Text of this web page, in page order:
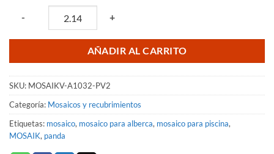
- +
AÑADIR AL CARRITO
SKU: MOSAIKV-A1032-PV2
Categoría: Mosaicos y recubrimientos
Etiquetas: mosaico, mosaico para alberca, mosaico para piscina,
MOSAIK, panda